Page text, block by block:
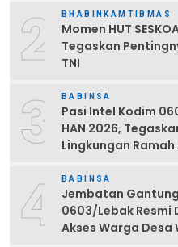
2 BHABINKAMTIBMAS
Momen HUT
Tegaskan
TNI
3 BABINSA
Pasi Intel Kodim
HAN 2026,
Lingkungan Ramah
4 BABINSA
Jembatan
0603/Lebak Resmi
Akses Warga Desa